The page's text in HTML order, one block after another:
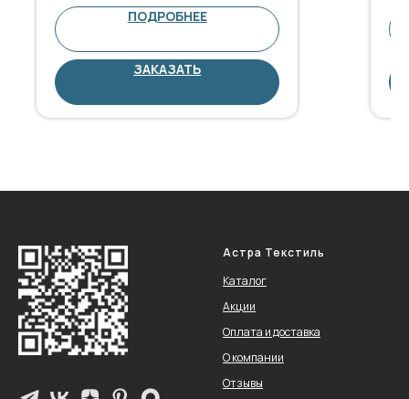
ПОДРОБНЕЕ
ЗАКАЗАТЬ
Астра Текстиль
Каталог
Акции
Оплата и доставка
О компании
Отзывы